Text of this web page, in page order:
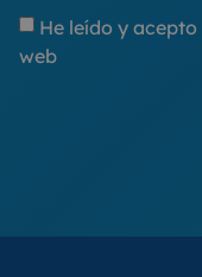
He leído y acepto
web